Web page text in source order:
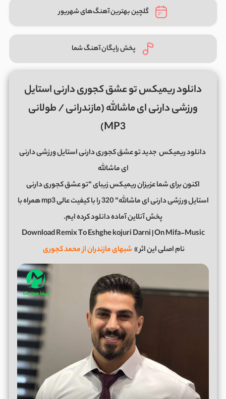
گلچین بهترین آهنگ‌های شهریور
پخش رایگان آهنگ شما
دانلود ریمیکس تو عشق کجوری دارنی استایل
ورزشی دارنی ای ماشالله (مازندرانی / طولانی
MP3)
دانلود ریمیکس جدید تو عشق کجوری دارنی استایل ورزشی دارنی
ای ماشالله
اکنون برای شما عزیزان ریمیکس زیبای “تو عشق کجوری دارنی
استایل ورزشی دارنی ای ماشالله” 320 را با کیفیت عالی mp3 همراه با
پخش آنلاین آماده دانلود کرده ایم.
Download Remix To Eshghe kojuri Darni | On Mifa-Music
نام اصلی این اثر » شبهای مازندران از محمد کجوری